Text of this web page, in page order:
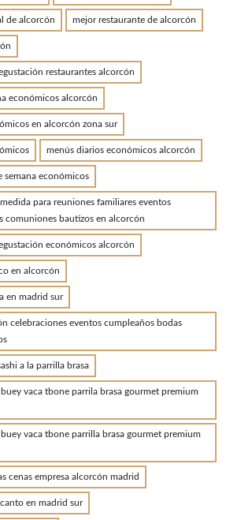
de alcorcón mejor restaurante de alcorcón
restaurantes alcorcón
económicos alcorcón
en alcorcón zona sur
menús diarios económicos alcorcón
semana económicos
para reuniones familiares eventos
comuniones bautizos en alcorcón
económicos alcorcón
en alcorcón
en madrid sur
celebraciones eventos cumpleaños bodas
a la parrilla brasa
vaca tbone parrila brasa gourmet premium
vaca tbone parrilla brasa gourmet premium
cenas empresa alcorcón madrid
en madrid sur